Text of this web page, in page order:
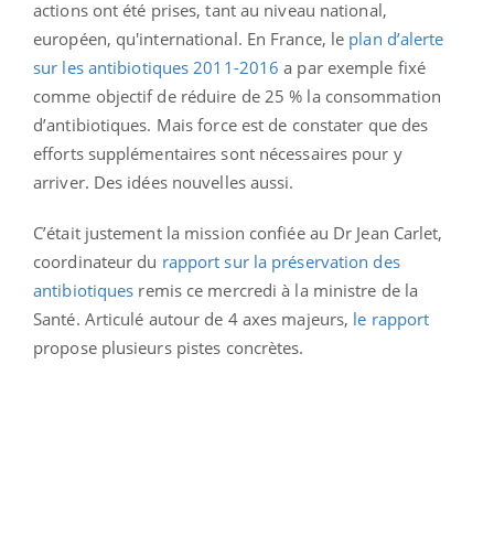
actions ont été prises, tant au niveau national,
européen, qu'international. En France, le plan d’alerte
sur les antibiotiques 2011-2016 a par exemple fixé
comme objectif de réduire de 25 % la consommation
d’antibiotiques. Mais force est de constater que des
efforts supplémentaires sont nécessaires pour y
arriver. Des idées nouvelles aussi.
C’était justement la mission confiée au Dr Jean Carlet,
coordinateur du rapport sur la préservation des
antibiotiques remis ce mercredi à la ministre de la
Santé. Articulé autour de 4 axes majeurs, le rapport
propose plusieurs pistes concrètes.